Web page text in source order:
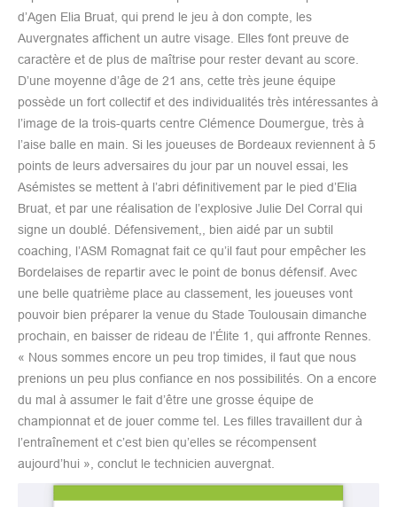
d’Agen Elia Bruat, qui prend le jeu à don compte, les
Auvergnates affichent un autre visage. Elles font preuve de
caractère et de plus de maîtrise pour rester devant au score.
D’une moyenne d’âge de 21 ans, cette très jeune équipe
possède un fort collectif et des individualités très intéressantes à
l’image de la trois-quarts centre Clémence Doumergue, très à
l’aise balle en main. Si les joueuses de Bordeaux reviennent à 5
points de leurs adversaires du jour par un nouvel essai, les
Asémistes se mettent à l’abri définitivement par le pied d’Elia
Bruat, et par une réalisation de l’explosive Julie Del Corral qui
signe un doublé. Défensivement,, bien aidé par un subtil
coaching, l’ASM Romagnat fait ce qu’il faut pour empêcher les
Bordelaises de repartir avec le point de bonus défensif. Avec
une belle quatrième place au classement, les joueuses vont
pouvoir bien préparer la venue du Stade Toulousain dimanche
prochain, en baisser de rideau de l’Élite 1, qui affronte Rennes.
« Nous sommes encore un peu trop timides, il faut que nous
prenions un peu plus confiance en nos possibilités. On a encore
du mal à assumer le fait d’être une grosse équipe de
championnat et de jouer comme tel. Les filles travaillent dur à
l’entraînement et c’est bien qu’elles se récompensent
aujourd’hui », conclut le technicien auvergnat.